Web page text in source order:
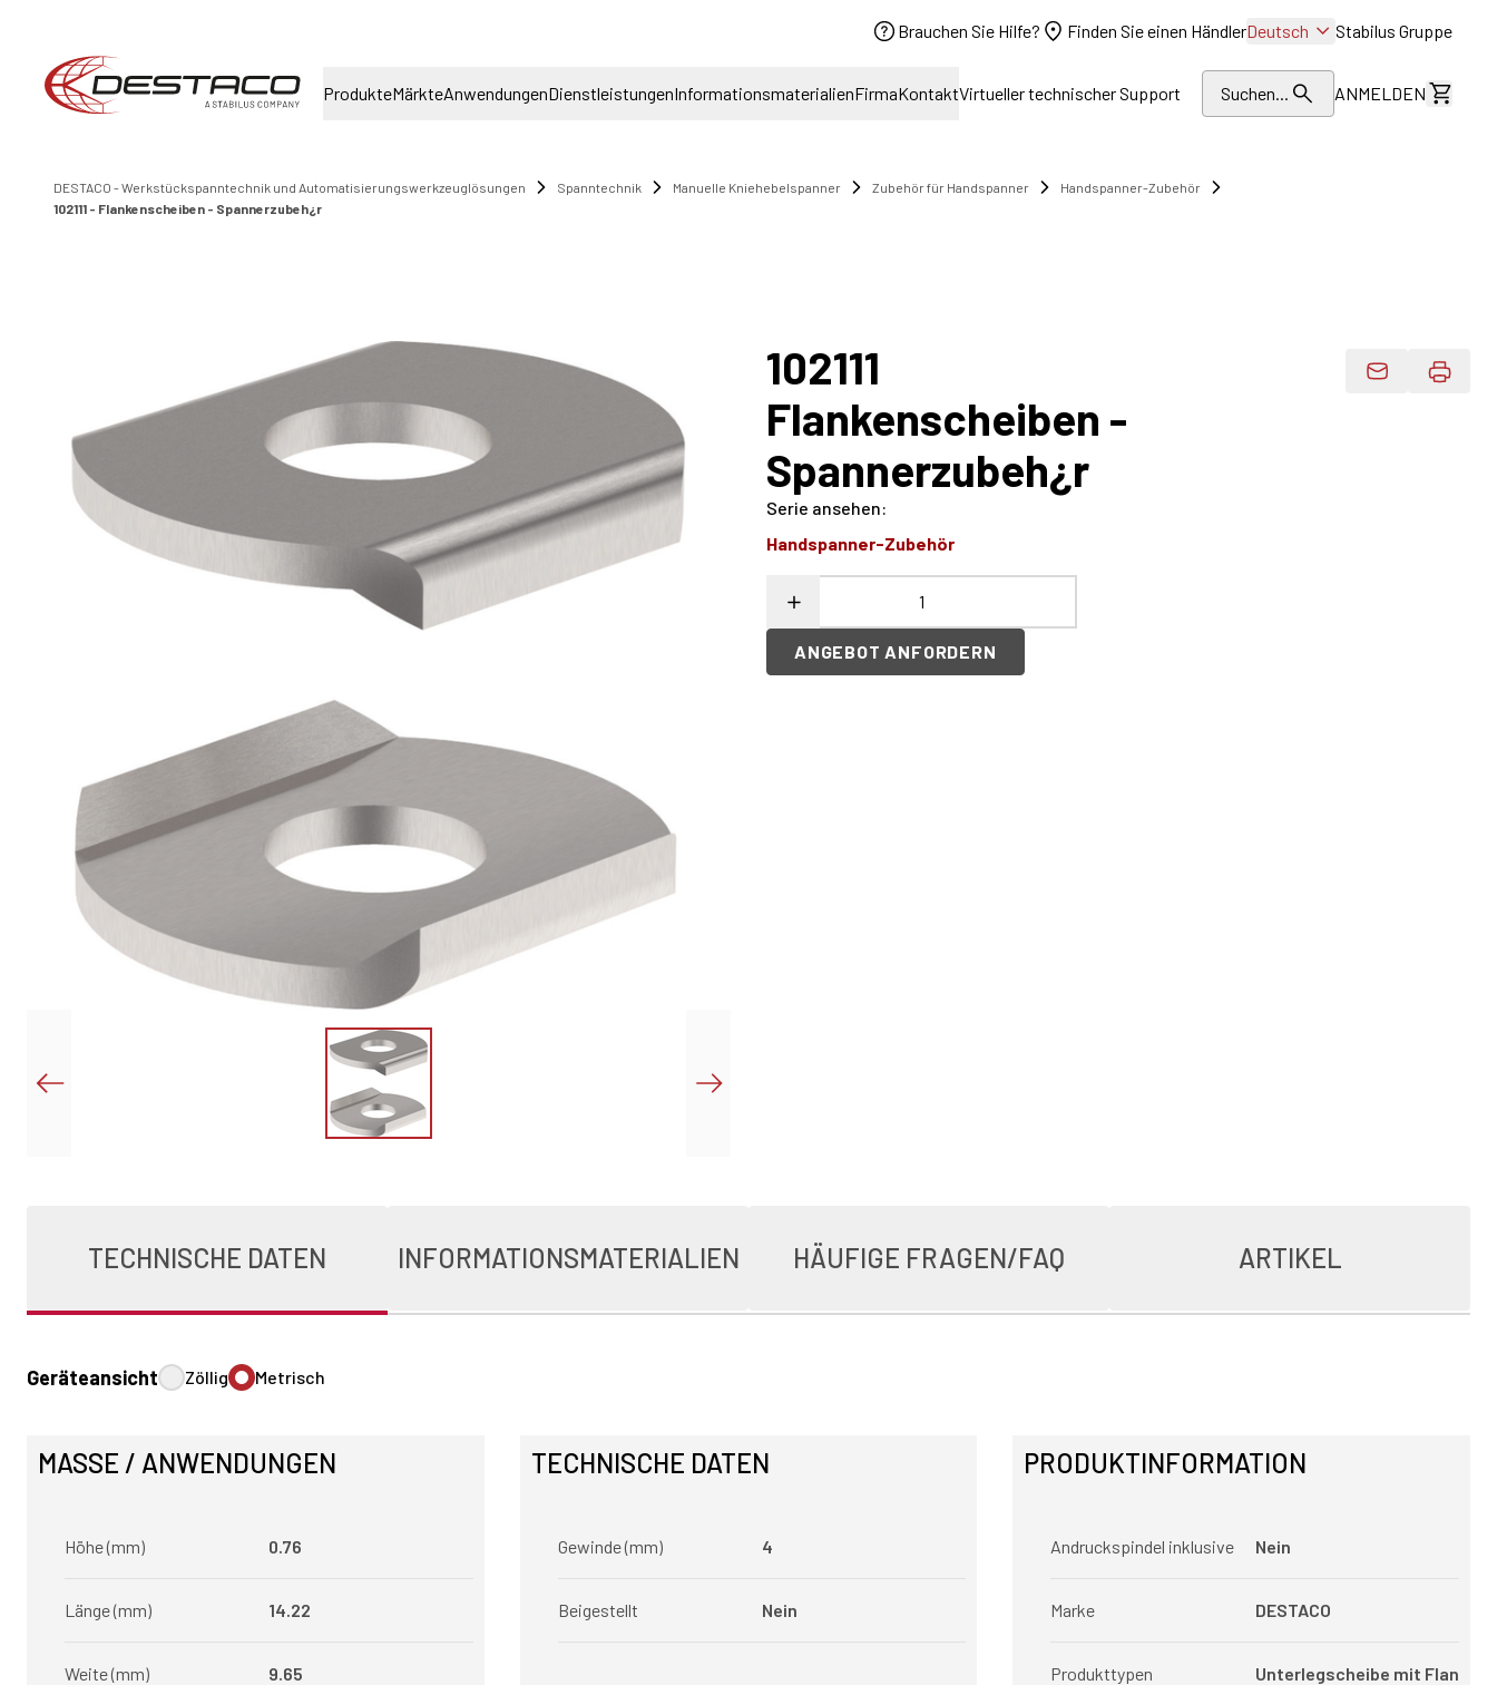
Brauchen Sie Hilfe? Finden Sie einen HändlerDeutsch Stabilus Gruppe
ProdukteMärkteAnwendungenDienstleistungenInformationsmaterialienFirmaKontaktVirtueller technischer Support Suchen... ANMELDEN
DESTACO - Werkstückspanntechnik und Automatisierungswerkzeuglösungen Spanntechnik Manuelle Kniehebelspanner Zubehör für Handspanner
Handspanner-Zubehör
102111 - Flankenscheiben - Spannerzubeh¿r
102111
Flankenscheiben -
Spannerzubeh¿r
Produktdaten
Serie ansehen:
Handspanner-Zubehör
ANGEBOT ANFORDERN
TECHNISCHE DATEN INFORMATIONSMATERIALIEN HÄUFIGE FRAGEN/FAQ ARTIKEL
Geräteansicht Zöllig Metrisch
MASSE / ANWENDUNGEN
Höhe (mm) 0.76
Länge (mm) 14.22
Weite (mm) 9.65
TECHNISCHE DATEN
Gewinde (mm) 4
Beigestellt Nein
PRODUKTINFORMATION
Andruckspindel inklusive Nein
Marke DESTACO
Produkttypen
Unterlegscheibe mit Flan